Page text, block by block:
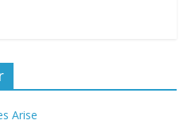
Arise